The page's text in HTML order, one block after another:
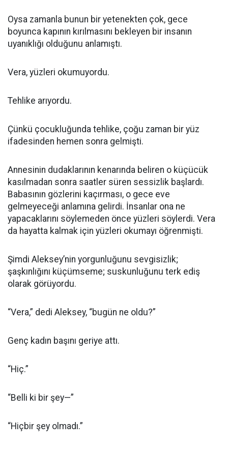
Oysa zamanla bunun bir yetenekten çok, gece
boyunca kapının kırılmasını bekleyen bir insanın
uyanıklığı olduğunu anlamıştı.
Vera, yüzleri okumuyordu.
Tehlike arıyordu.
Çünkü çocukluğunda tehlike, çoğu zaman bir yüz
ifadesinden hemen sonra gelmişti.
Annesinin dudaklarının kenarında beliren o küçücük
kasılmadan sonra saatler süren sessizlik başlardı.
Babasının gözlerini kaçırması, o gece eve
gelmeyeceği anlamına gelirdi. İnsanlar ona ne
yapacaklarını söylemeden önce yüzleri söylerdi. Vera
da hayatta kalmak için yüzleri okumayı öğrenmişti.
Şimdi Aleksey’nin yorgunluğunu sevgisizlik;
şaşkınlığını küçümseme; suskunluğunu terk ediş
olarak görüyordu.
“Vera,” dedi Aleksey, “bugün ne oldu?”
Genç kadın başını geriye attı.
“Hiç.”
“Belli ki bir şey—”
“Hiçbir şey olmadı.”